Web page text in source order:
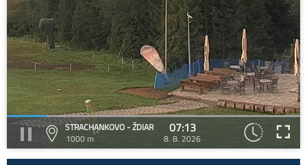
STRACHANKOVO - ŽDIAR
1000 m
07:13
8. 8. 2026